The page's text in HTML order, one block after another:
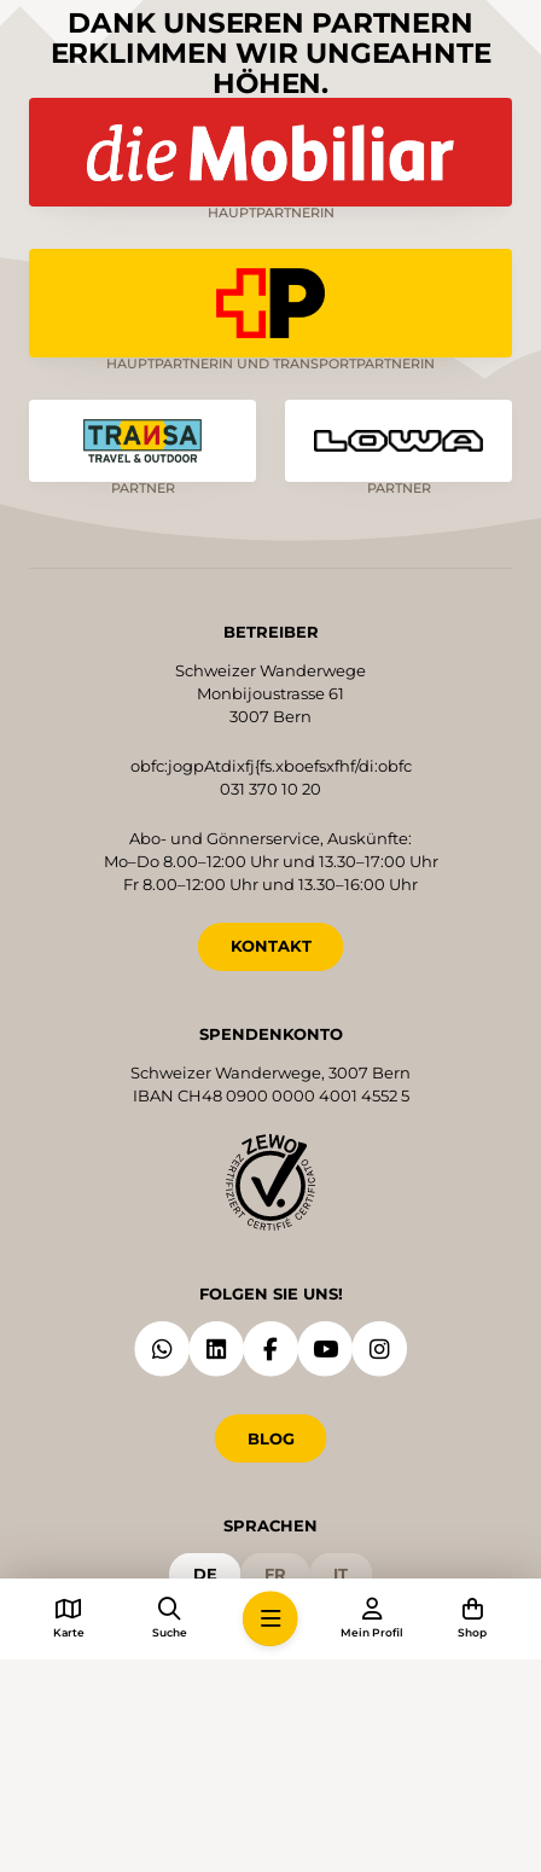
DANK UNSEREN PARTNERN
ERKLIMMEN WIR UNGEAHNTE
HÖHEN.
HAUPTPARTNERIN
HAUPTPARTNERIN UND TRANSPORTPARTNERIN
PARTNER PARTNER
BETREIBER
Schweizer Wanderwege
Monbijoustrasse 61
3007 Bern
obfc:jogpAtdixfj{fs.xboefsxfhf/di:obfc
031 370 10 20
Abo- und Gönnerservice, Auskünfte:
Mo–Do 8.00–12:00 Uhr und 13.30–17:00 Uhr
Fr 8.00–12:00 Uhr und 13.30–16:00 Uhr
KONTAKT
SPENDENKONTO
Schweizer Wanderwege, 3007 Bern
IBAN CH48 0900 0000 4001 4552 5
FOLGEN SIE UNS!
BLOG
SPRACHEN
DE FR IT
Karte Suche Mein Profil Shop